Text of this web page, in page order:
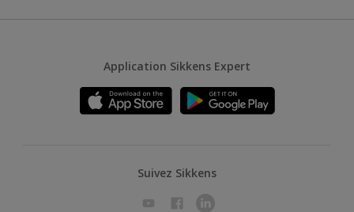
Application Sikkens Expert
Suivez Sikkens